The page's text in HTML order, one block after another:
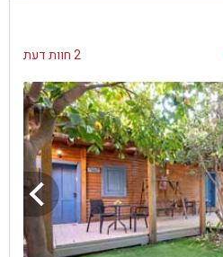
2 חוות דעת